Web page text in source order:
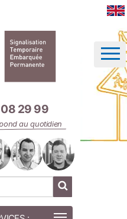
29 99
au quotidien